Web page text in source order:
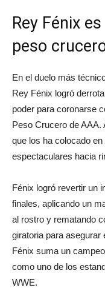
Rey Fénix
peso
En el duelo más
Rey Fénix logró
poder para coronarse
Peso Crucero de
que los ha colocado
espectaculares hacia
Fénix logró revertir un
finales, aplicando un
al rostro y rematando
giratoria para asegurar
Fénix suma un
como uno de los
WWE.